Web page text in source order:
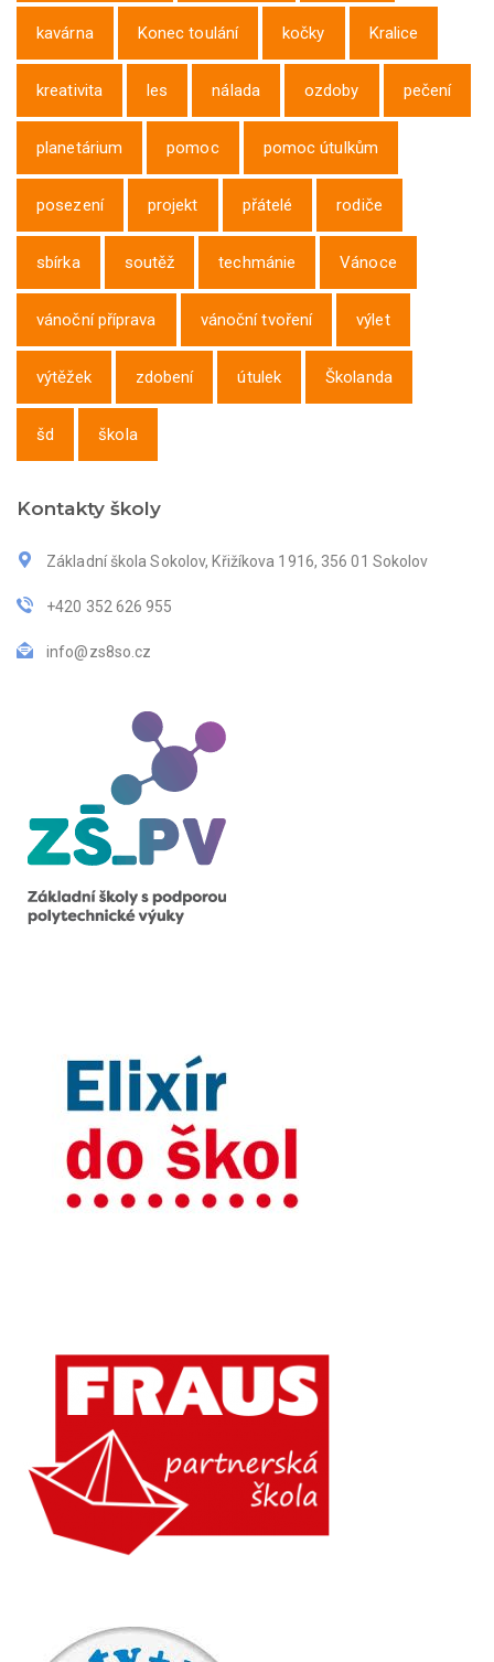
kavárna Konec toulání kočky Kralice
kreativita les nálada ozdoby pečení
planetárium pomoc pomoc útulkům
posezení projekt přátelé rodiče
sbírka soutěž techmánie Vánoce
vánoční příprava vánoční tvoření výlet
výtěžek zdobení útulek Školanda
šd škola
Kontakty školy
Základní škola Sokolov, Křižíkova 1916, 356 01 Sokolov
+420 352 626 955
info@zs8so.cz